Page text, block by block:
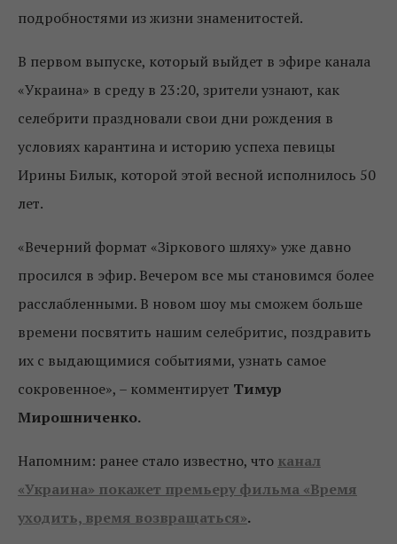
подробностями из жизни знаменитостей.
В первом выпуске, который выйдет в эфире канала
«Украина» в среду в 23:20, зрители узнают, как
селебрити праздновали свои дни рождения в
условиях карантина и историю успеха певицы
Ирины Билык, которой этой весной исполнилось 50
лет.
«Вечерний формат «Зіркового шляху» уже давно
просился в эфир. Вечером все мы становимся более
расслабленными. В новом шоу мы сможем больше
времени посвятить нашим селебритис, поздравить
их с выдающимися событиями, узнать самое
сокровенное», – комментирует Тимур
Мирошниченко.
Напомним: ранее стало известно, что канал
«Украина» покажет премьеру фильма «Время
уходить, время возвращаться».